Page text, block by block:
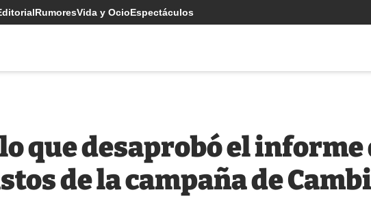
RumoresVida y OcioEspectáculos
que desaprobó el informe
de la campaña de